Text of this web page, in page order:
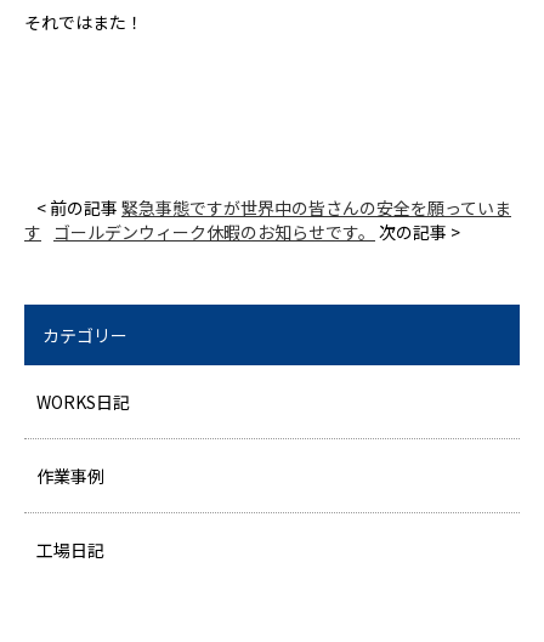
それではまた！
< 前の記事 緊急事態ですが世界中の皆さんの安全を願っていま
す
ゴールデンウィーク休暇のお知らせです。 次の記事 >
カテゴリー
WORKS日記
作業事例
工場日記